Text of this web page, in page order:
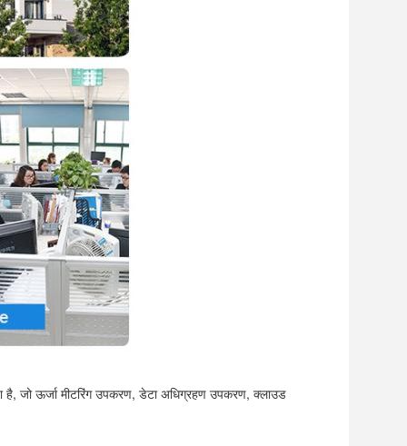
है, जो ऊर्जा मीटरिंग उपकरण, डेटा अधिग्रहण उपकरण, क्लाउड